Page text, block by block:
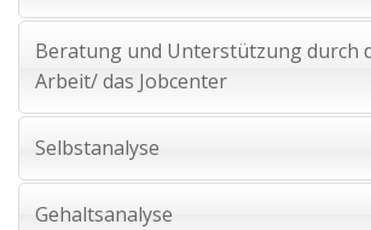
Beratung und Unterstützung durch
Arbeit/ das Jobcenter
Selbstanalyse
Gehaltsanalyse